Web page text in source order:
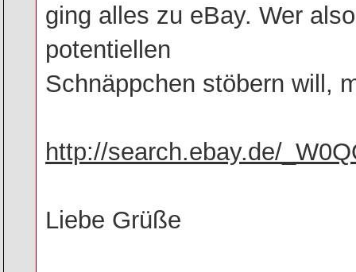
ging alles zu eBay. Wer
potentiellen
Schnäppchen stöbern will,
http://search.ebay.de/
Liebe Grüße